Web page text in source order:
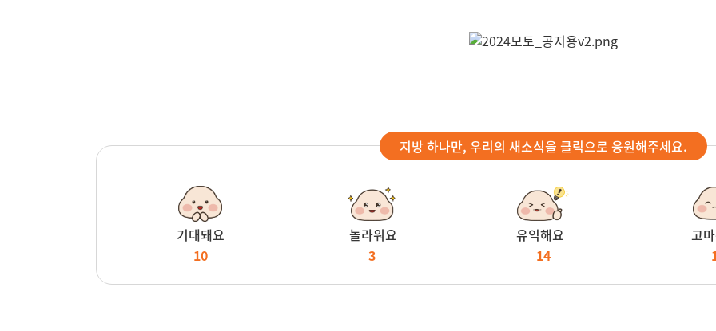
지방 하나만, 우리의 새소식을 클릭으로 응원해주세요.
기대돼요
10
놀라워요
3
유익해요
14
고